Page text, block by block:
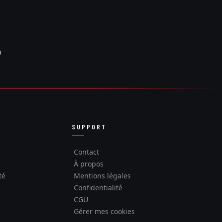
SUPPORT
Contact
À propos
Mentions légales
Confidentialité
CGU
Gérer mes cookies